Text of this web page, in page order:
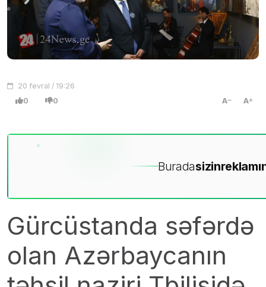
20 fevral / 19:26
0 0 A A
Buradasizin
Gürcüstanda səfərdə
olan Azərbaycanın